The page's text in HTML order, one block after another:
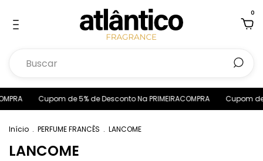
0
Cupom de 5% de Desconto Na PRIMEIRACOMPRA Cupom de
Início . PERFUME FRANCÊS . LANCOME
LANCOME